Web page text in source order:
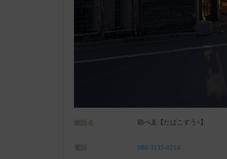
施設名 助べゑ【たばこすう+】
電話 080-3135-0214